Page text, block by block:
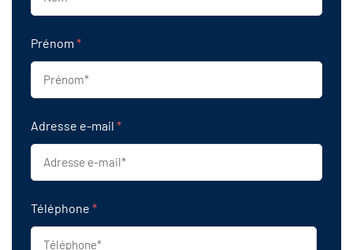
Prénom *
Adresse e-mail *
Téléphone *